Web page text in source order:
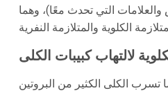
التي تحدث معًا)، وهما
لالتهاب كبيبات الكلى
تسرب الكلى الكثير من البروتين